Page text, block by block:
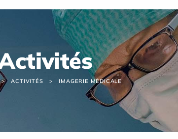
ACTIVITÉS IMAGERIE MÉDICALE